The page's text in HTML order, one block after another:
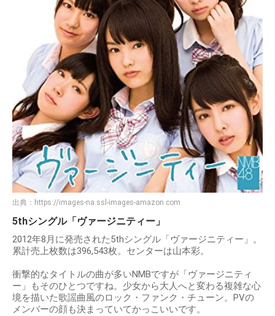
出典： https://images-na.ssl-images-amazon.com
5thシングル「ヴァージニティー」
2012年8月に発売された5thシングル「ヴァージニティー」。
累計売上枚数は396,543枚。センターは山本彩。
衝撃的なタイトルの曲が多いNMBですが「ヴァージニティ
ー」もそのひとつですね。少女から大人へと変わる複雑な心
境を描いた歌謡曲風のロック・ファンク・チューン。PVの
メンバーの顔も決まっていてかっこいいです。